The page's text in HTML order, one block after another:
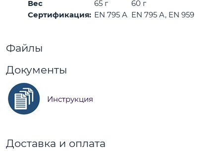
Вес 65 г
60 г
Сертификация: EN 795 A EN 795 A, EN 959
Файлы
Документы
Инструкция
Доставка и оплата